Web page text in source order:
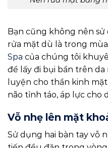
Bạn cũng không nên
rửa mặt dù là trong
Spa của chúng tôi
để lấy đi bụi bẩn trên
luyện cho thần kinh
não tỉnh táo, áp lực cho
Vỗ nhẹ lên mặt
Sử dụng hai bàn tay vỗ